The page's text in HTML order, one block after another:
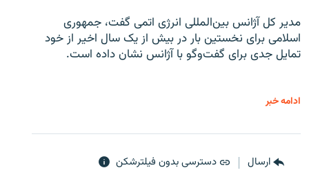
مدیر کل آژانس بین‌المللی انرژی اتمی گفت، جمهوری
اسلامی برای نخستین بار در بیش از یک سال اخیر از خود
تمایل جدی برای گفت‌وگو با آژانس نشان داده است.
ادامه خبر
ارسال دسترسی بدون فیلترشکن